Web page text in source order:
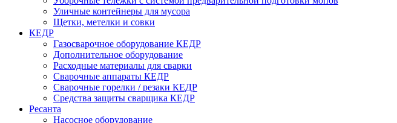
Уличные контейнеры для мусора
Щетки, метелки и совки
КЕДР
Газосварочное оборудование КЕДР
Дополнительное оборудование
Расходные материалы для сварки
Сварочные аппараты КЕДР
Сварочные горелки / резаки КЕДР
Средства защиты сварщика КЕДР
Ресанта
Насосное оборудование